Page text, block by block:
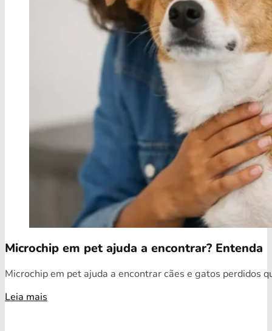
Microchip em pet ajuda a encontrar? Entenda
Microchip em pet ajuda a encontrar cães e gatos perdidos
Leia mais